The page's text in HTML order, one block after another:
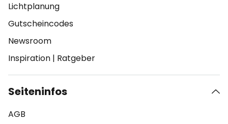
Lichtplanung
Gutscheincodes
Newsroom
Inspiration | Ratgeber
Seiteninfos
AGB